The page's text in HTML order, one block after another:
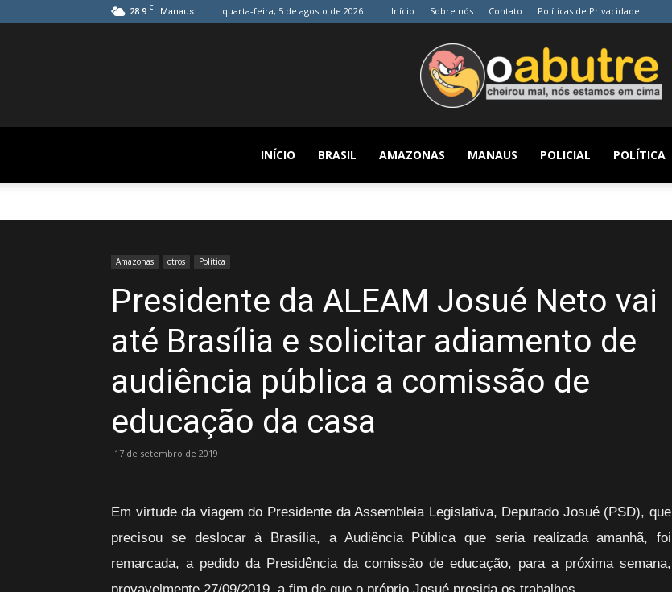
28.9 C Manaus quarta-feira, 5 de agosto de 2026 Início Sobre nós Contato Políticas de Privacidade
O
INÍCIO BRASIL AMAZONAS MANAUS POLICIAL POLÍTICA
Amazonas otros Política
Presidente da ALEAM Josué Neto vai
até Brasília e solicitar adiamento de
audiência pública a comissão de
educação da casa
17 de setembro de 2019
Em virtude da viagem do Presidente da Assembleia Legislativa, Deputado Josué (PSD), que
precisou se deslocar à Brasília, a Audiência Pública que seria realizada amanhã, foi
remarcada, a pedido da Presidência da comissão de educação, para a próxima semana,